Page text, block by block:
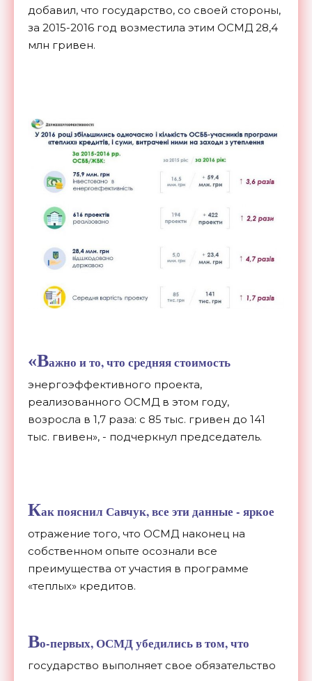
добавил, что государство, со своей стороны,
за 2015-2016 год возместила этим ОСМД 28,4
млн гривен.
«Важно и то, что средняя стоимость
энергоэффективного проекта,
реализованного ОСМД в этом году,
возросла в 1,7 раза: с 85 тыс. гривен до 141
тыс. гвивен», - подчеркнул председатель.
Как пояснил Савчук, все эти данные - яркое
отражение того, что ОСМД наконец на
собственном опыте осознали все
преимущества от участия в программе
«теплых» кредитов.
Во-первых, ОСМД убедились в том, что
государство выполняет свое обязательство